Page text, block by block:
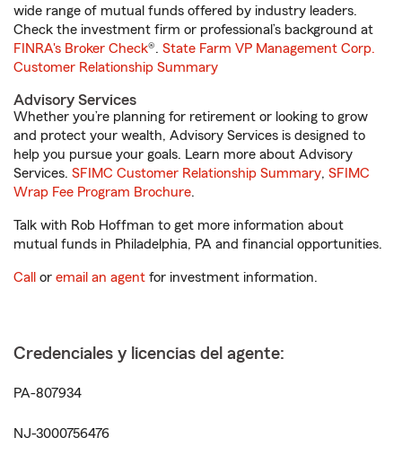
wide range of mutual funds offered by industry leaders.
Check the investment firm or professional’s background at
FINRA's Broker Check®. State Farm VP Management Corp.
Customer Relationship Summary
Advisory Services
Whether you’re planning for retirement or looking to grow
and protect your wealth, Advisory Services is designed to
help you pursue your goals. Learn more about Advisory
Services. SFIMC Customer Relationship Summary, SFIMC
Wrap Fee Program Brochure.
Talk with Rob Hoffman to get more information about
mutual funds in Philadelphia, PA and financial opportunities.
Call or email an agent for investment information.
Credenciales y licencias del agente:
PA-807934
NJ-3000756476